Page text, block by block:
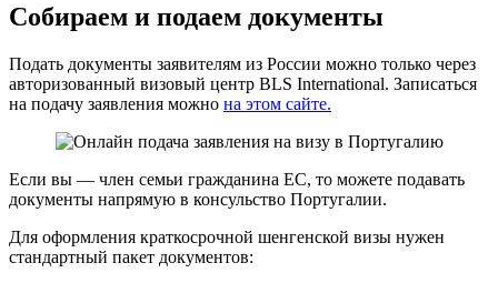
Собираем и подаем документы
Подать документы заявителям из России можно только через
авторизованный визовый центр BLS International. Записаться
на подачу заявления можно на этом сайте.
Если вы — член семьи гражданина ЕС, то можете подавать
документы напрямую в консульство Португалии.
Для оформления краткосрочной шенгенской визы нужен
стандартный пакет документов: